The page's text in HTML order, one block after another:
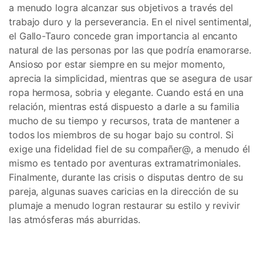
a menudo logra alcanzar sus objetivos a través del
trabajo duro y la perseverancia. En el nivel sentimental,
el Gallo-Tauro concede gran importancia al encanto
natural de las personas por las que podría enamorarse.
Ansioso por estar siempre en su mejor momento,
aprecia la simplicidad, mientras que se asegura de usar
ropa hermosa, sobria y elegante. Cuando está en una
relación, mientras está dispuesto a darle a su familia
mucho de su tiempo y recursos, trata de mantener a
todos los miembros de su hogar bajo su control. Si
exige una fidelidad fiel de su compañer@, a menudo él
mismo es tentado por aventuras extramatrimoniales.
Finalmente, durante las crisis o disputas dentro de su
pareja, algunas suaves caricias en la dirección de su
plumaje a menudo logran restaurar su estilo y revivir
las atmósferas más aburridas.